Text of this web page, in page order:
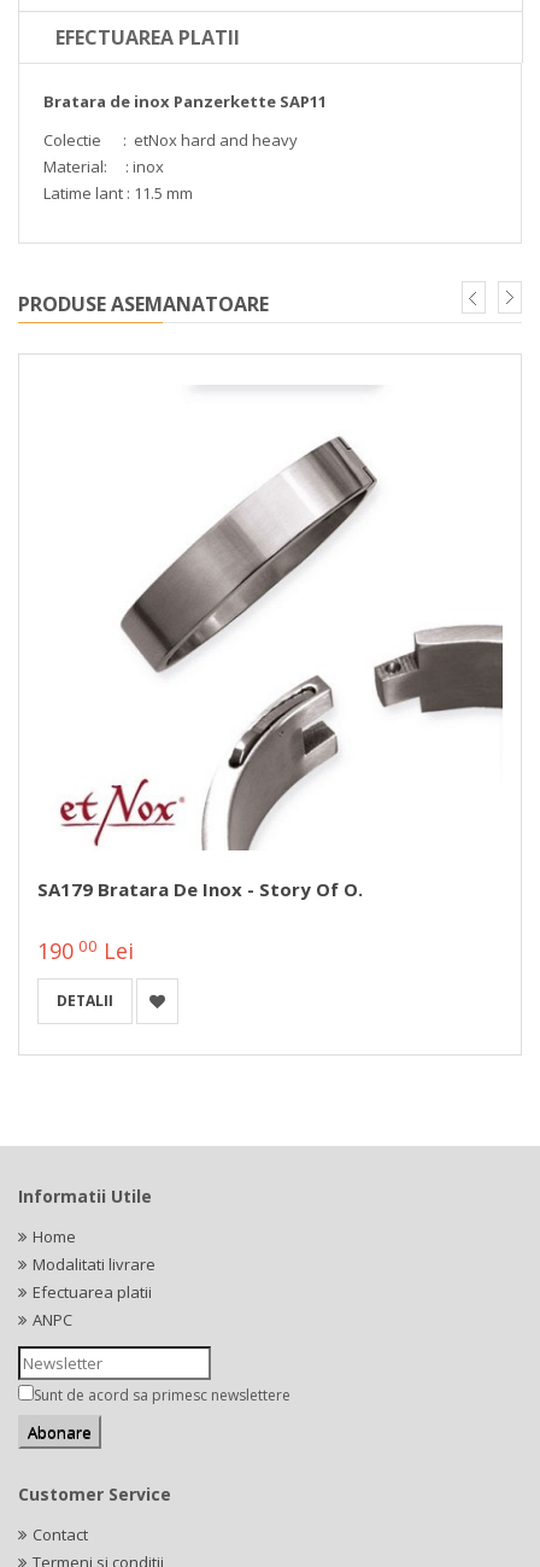
EFECTUAREA PLATII
Bratara de inox Panzerkette SAP11
Colectie : etNox hard and heavy
Material: : inox
Latime lant : 11.5 mm
PRODUSE ASEMANATOARE
SA179 Bratara De Inox - Story Of O.
190 00 Lei
DETALII
Informatii Utile
Home
Modalitati livrare
Efectuarea platii
ANPC
Sunt de acord sa primesc newslettere
Customer Service
Contact
Termeni si conditii